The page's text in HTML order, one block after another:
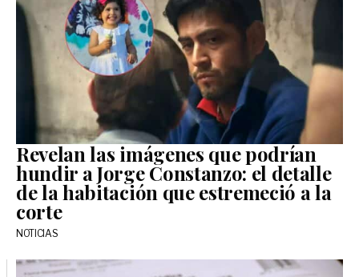
Revelan las imágenes que podrían
hundir a Jorge Constanzo: el detalle
de la habitación que estremeció a la
corte
NOTICIAS